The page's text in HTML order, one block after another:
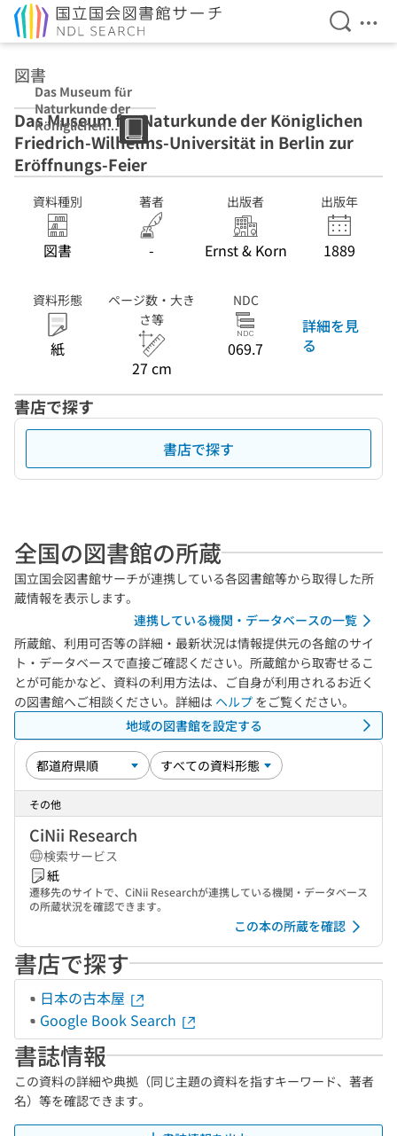
検索を
メ
図書
Das Museum für
Naturkunde der
Königlichen
Friedrich-
Wilhelms-
Universität in
Berlin zur
Eröffnungs-
Feier
Das Museum für Naturkunde der Königlichen
Friedrich-Wilhelms-Universität in Berlin zur
Eröffnungs-Feier
資料種別
図書
著者
-
出版者
Ernst & Korn
出版年
1889
資料形態
紙
ページ数・大き
さ等
27 cm
NDC
069.7
詳細を見
る
書店で探す
書店で探す
全国の図書館の所蔵
国立国会図書館サーチが連携している各図書館等から取得した所
蔵情報を表示します。
連携している機関・データベースの一覧
所蔵館、利用可否等の詳細・最新状況は情報提供元の各館のサイ
ト・データベースで直接ご確認ください。所蔵館から取寄せるこ
とが可能かなど、資料の利用方法は、ご自身が利用されるお近く
の図書館へご相談ください。詳細は ヘルプ をご覧ください。
地域の図書館を設定する
その他
CiNii Research
検索サービス
紙
遷移先のサイトで、CiNii Researchが連携している機関・データベース
の所蔵状況を確認できます。
この本の所蔵を確認
書店で探す
日本の古本屋
Google Book Search
書誌情報
この資料の詳細や典拠（同じ主題の資料を指すキーワード、著者
名）等を確認できます。